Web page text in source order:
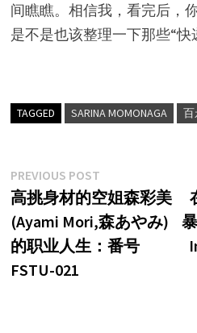
间瞧瞧。相信我，看完后，
是不是也该整理一下那些“快
TAGGED SARINA MOMONAGA 百
文
章
导
航
PREVIOUS POSTPrevious
post:
高挑身材的空姐森彩美
(Ayami Mori,森あやみ)
的职业人生：番号
FSTU-021